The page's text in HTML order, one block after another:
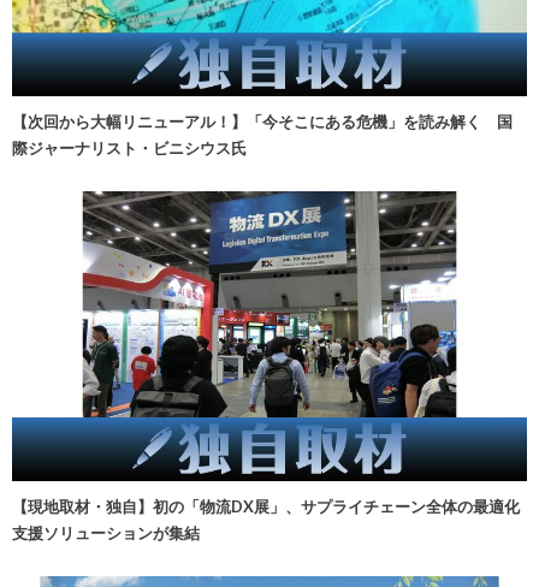
【次回から大幅リニューアル！】「今そこにある危機」を読み解く 国
際ジャーナリスト・ビニシウス氏
【現地取材・独自】初の「物流DX展」、サプライチェーン全体の最適化
支援ソリューションが集結